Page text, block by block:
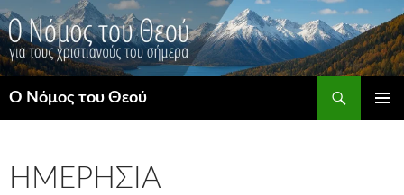
Μετάβαση
σε
περιεχόμενο
Ο Νόμος του Θεού
ΗΜΕΡΉΣΙΑ